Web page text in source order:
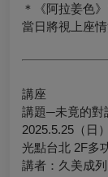
＊《阿拉姜色
當日將視上座
講座
講題─未竟的對
2025.5.25（日
光點台北 2F多
講者：久美成